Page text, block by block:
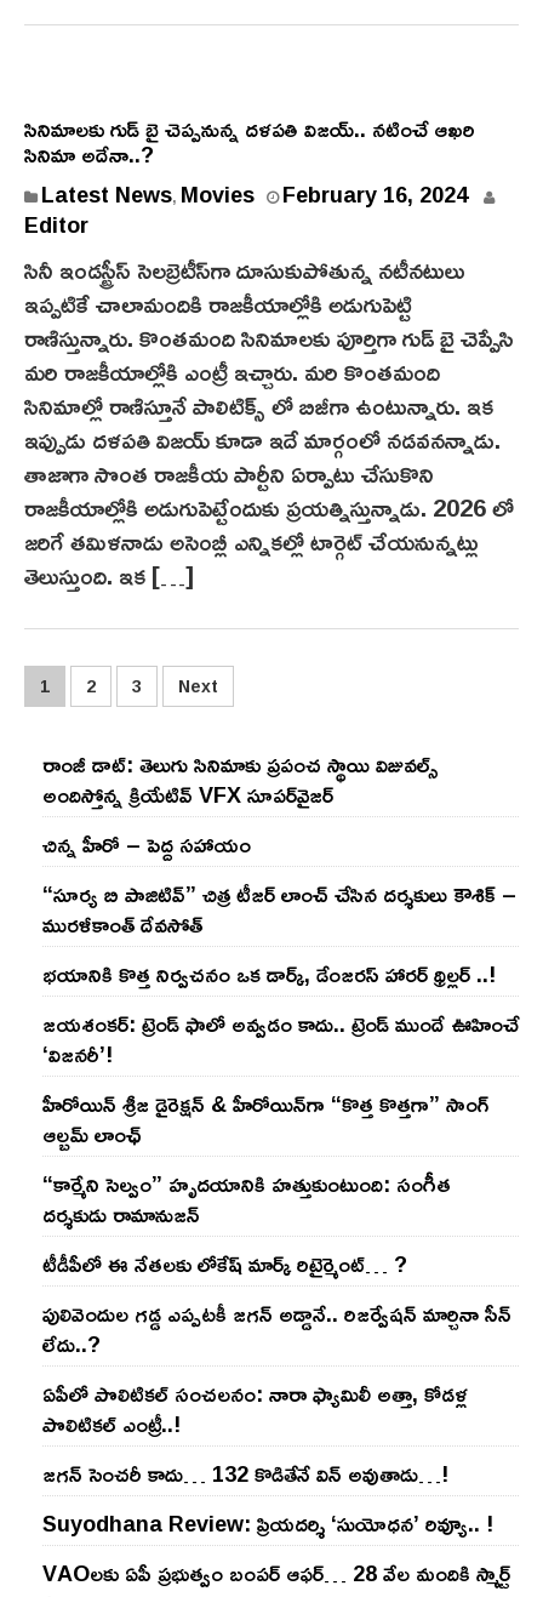
సినిమాలకు గుడ్ బై చెప్పనున్న ద‌ళ‌ప‌తి విజయ్.. నటించే ఆఖరి
సినిమా అదేనా..?
Latest News, Movies February 16, 2024
Editor
సినీ ఇండస్ట్రీస్ సెలబ్రెటీస్‌గా దూసుకుపోతున్న నటీనటులు
ఇప్పటికే చాలామందికి రాజకీయాల్లోకి అడుగుపెట్టి
రాణిస్తున్నారు. కొంతమంది సినిమాలకు పూర్తిగా గుడ్ బై చెప్పేసి
మరి రాజకీయాల్లోకి ఎంట్రీ ఇచ్చారు. మరి కొంతమంది
సినిమాల్లో రాణిస్తూనే పాలిటిక్స్ లో బిజీగా ఉంటున్నారు. ఇక
ఇప్పుడు దళపతి విజయ్ కూడా ఇదే మార్గంలో నడవనన్నాడు.
తాజాగా సొంత రాజకీయ పార్టీని ఏర్పాటు చేసుకొని
రాజకీయాల్లోకి అడుగుపెట్టేందుకు ప్రయత్నిస్తున్నాడు. 2026 లో
జరిగే తమిళనాడు అసెంబ్లీ ఎన్నికల్లో టార్గెట్ చేయనున్నట్లు
తెలుస్తుంది. ఇక […]
Posts
1 2 3 Next
రాంజీ డాట్: తెలుగు సినిమాకు ప్రపంచ స్థాయి విజువల్స్
అందిస్తోన్న క్రియేటివ్ VFX సూపర్‌వైజర్
చిన్న హీరో – పెద్ద సహాయం
“సూర్య బి పాజిటివ్” చిత్ర టీజర్ లాంచ్ చేసిన‌ దర్శకులు కౌశిక్ –
మురళీకాంత్ దేవసోత్
భయానికి కొత్త నిర్వచనం ఒక డార్క్, డేంజరస్ హారర్ థ్రిల్లర్ ..!
జయశంకర్: ట్రెండ్‌ ఫాలో అవ్వడం కాదు.. ట్రెండ్‌ ముందే ఊహించే
‘విజనరీ’!
హీరోయిన్ శ్రీజ డైరెక్ష‌న్ & హీరోయిన్‌గా “కొత్త కొత్తగా” సాంగ్
ఆల్బమ్ లాంఛ్
“కార్మేని సెల్వం” హృదయానికి హత్తుకుంటుంది: సంగీత
దర్శకుడు రామానుజన్
టీడీపీలో ఈ నేత‌ల‌కు లోకేష్ మార్క్ రిటైర్మెంట్‌… ?
పులివెందుల గ‌డ్డ ఎప్ప‌ట‌కీ జ‌గ‌న్ అడ్డానే.. రిజ‌ర్వేష‌న్ మార్చినా సీన్
లేదు..?
ఏపీలో పొలిటిక‌ల్ సంచ‌ల‌నం: నారా ఫ్యామిలీ అత్తా, కోడ‌ళ్ల
పొలిటికల్ ఎంట్రీ..!
జ‌గ‌న్ సెంచ‌రీ కాదు… 132 కొడితేనే విన్ అవుతాడు…!
Suyodhana Review: ప్రియదర్శి ‘సుయోధన’ రివ్యూ.. !
VAOల‌కు ఏపీ ప్ర‌భుత్వం బంప‌ర్ ఆఫ‌ర్‌… 28 వేల మందికి స్మార్ట్